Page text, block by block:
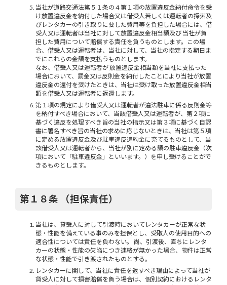
当社が道路交通法第５１条の４第１項の放置違反金納付命令を受
け放置違反金を納付した場合又は借受人若しくは運転者の探索及
びレンタカーの引き取りに要した費用等を負担した場合には、借
受人又は運転者は当社に対して放置違反金相当額及び 当社が負
担した費用について賠償する責任を負うものとします。この場
合、借受人又は運転者は、当社に対して、当社の指定する期日ま
でにこれらの金額を支払うものとします。
なお、借受人又は運転者が 放置違反金相当額を当社に支払った
場合において、罰金又は反則金を納付したことにより当社が放置
違反金の還付を受けたときは、当社は受け取った放置違反金相当
額を借受人又は運転者に返還します。
第１項の規定により借受人又は運転者が違法駐車に係る反則金等
を納付すべき場合において、当該借受人又は運転者が、第２項に
基づく違反を処理すべき旨の当社の指示又は第３項に基づく自認
書に署名すべき旨の当社の求めに応じないときは、当社は第５項
に定める放置違反金及び駐車違反違約金に充てるものとして、当
該借受人又は運転者から、当社が別に定める額の駐車違反金（次
項において「駐車違反金」といいます。）を申し受けることがで
きるものとします。
第１８条 （担保責任）
当社は、貸受人に対して引渡時においてレンタカーが正常な状
態・性能を備えている事のみを担保とし、受取人の使用目的への
適合性については責任を負わない。 尚、引渡後、直ちにレンタ
カーの状態・性能の欠陥につき連絡が無かった場合、物件は正常
な状態・性能で引き渡されたものとする。
レンタカーに関して、当社に責任を返すべき理由によって当社が
貸受人に対して損害賠償を負う場合は、個別契約におけるレンタ